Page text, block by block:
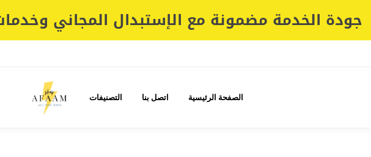
جودة الخدمة مضمونة مع الإستبدال المجاني
الصفحة الرئيسية اتصل بنا التصنيفات